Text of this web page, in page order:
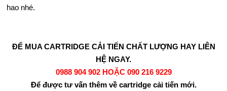
hao nhé.
ĐỂ MUA CARTRIDGE CẢI TIẾN CHẤT LƯỢNG HAY LIÊN
HỆ NGAY.
0988 904 902 HOẶC 090 216 9229
Để được tư vấn thêm về cartridge cải tiến mới.